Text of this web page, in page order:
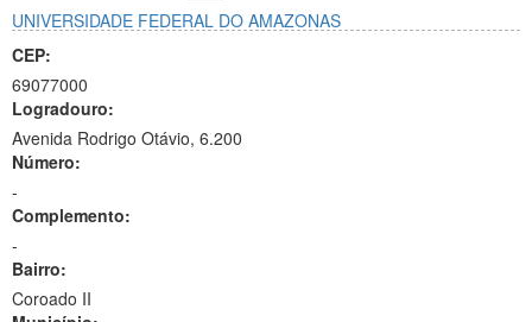
UNIVERSIDADE FEDERAL DO AMAZONAS
CEP:
69077000
Logradouro:
Avenida Rodrigo Otávio, 6.200
Número:
-
Complemento:
-
Bairro:
Coroado II